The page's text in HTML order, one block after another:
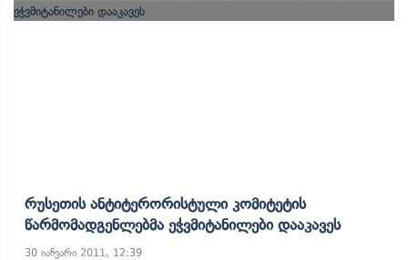
Რუსეთის Ანტიტერორისტული Კომიტეტის
Წარმომადგენლებმა Ეჭვმიტანილები Დააკავეს
30 იანვარი 2011, 12:39